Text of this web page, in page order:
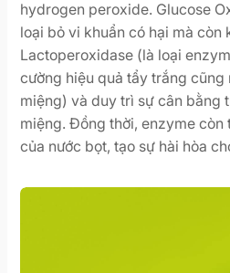
hydrogen peroxide. Glucose
loại bỏ vi khuẩn có hại mà còn
Lactoperoxidase (là loại
cường hiệu quả tẩy trắng cũng
miệng) và duy trì sự cân bằng
miệng. Đồng thời, enzyme
của nước bọt, tạo sự hài hòa